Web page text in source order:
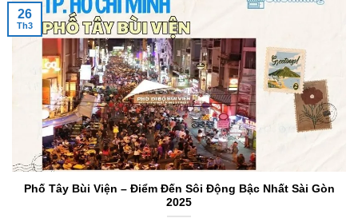
Phố Tây Bùi Viện – Điểm Đến Sôi Động Bậc Nhất Sài Gòn
2025
26
Th3